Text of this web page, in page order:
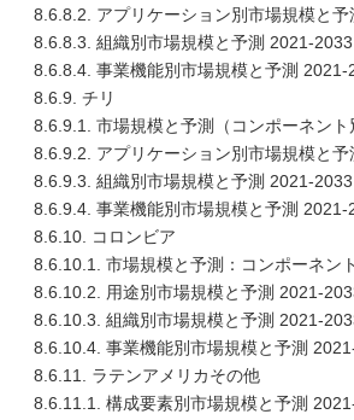
8.6.8.2. アプリケーション別市場規模と
8.6.8.3. 組織別市場規模と予測 2021-2033
8.6.8.4. 事業機能別市場規模と予測 2021-
8.6.9. チリ
8.6.9.1. 市場規模と予測（コンポーネン
8.6.9.2. アプリケーション別市場規模と
8.6.9.3. 組織別市場規模と予測 2021-2033
8.6.9.4. 事業機能別市場規模と予測 2021-
8.6.10. コロンビア
8.6.10.1. 市場規模と予測：コンポーネン
8.6.10.2. 用途別市場規模と予測 2021-
8.6.10.3. 組織別市場規模と予測 2021-
8.6.10.4. 事業機能別市場規模と予測
8.6.11. ラテンアメリカその他
8.6.11.1. 構成要素別市場規模と予測